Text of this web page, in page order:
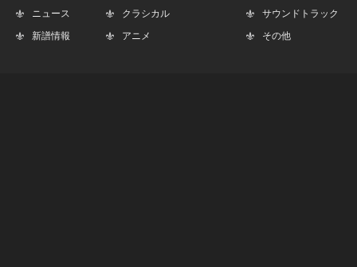
ニュース
新譜情報
クラシカル
アニメ
サウンドトラック
その他